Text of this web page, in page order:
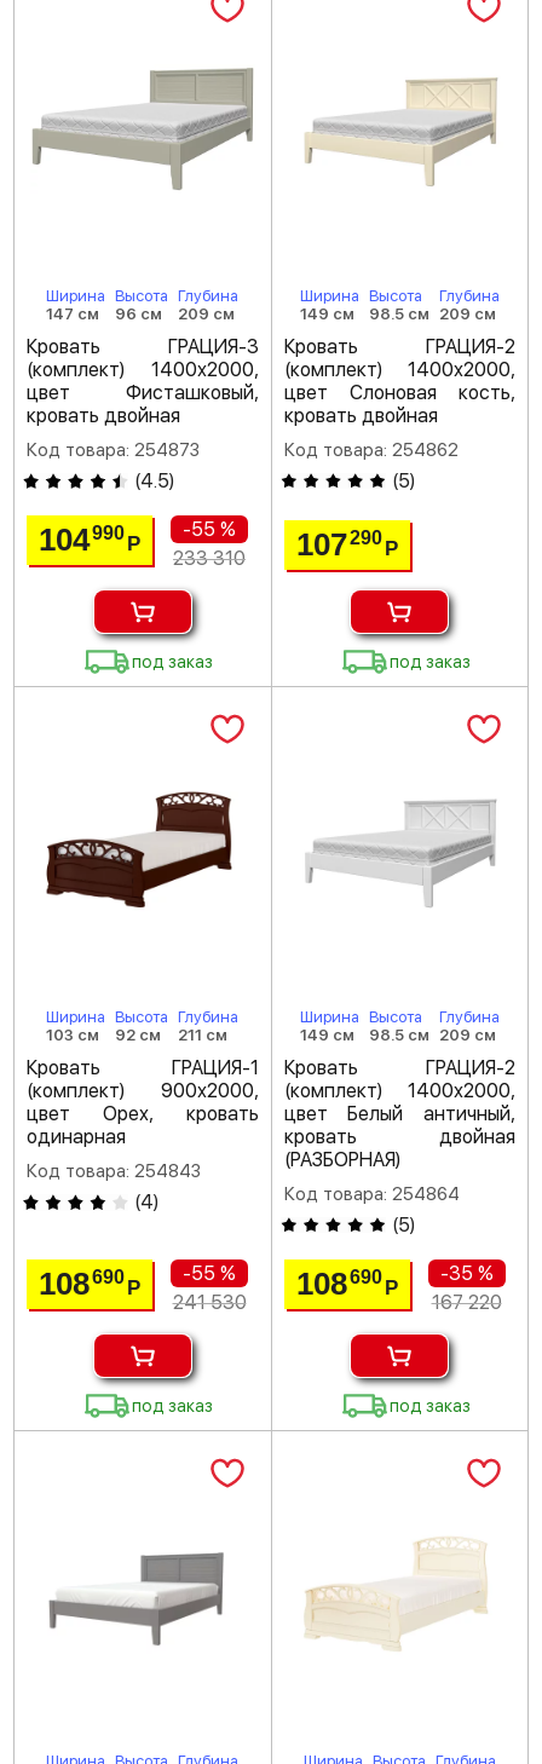
Ширина
147 см
Высота
96 см
Глубина
209 см
Кровать ГРАЦИЯ-3
(комплект) 1400х2000,
цвет Фисташковый,
кровать двойная
Код товара: 254873
(4.5)
104990Р
-55 %
233 310
под заказ
Ширина
149 см
Высота
98.5 см
Глубина
209 см
Кровать ГРАЦИЯ-2
(комплект) 1400х2000,
цвет Слоновая кость,
кровать двойная
Код товара: 254862
(5)
107290 Р
под заказ
Ширина
103 см
Высота
92 см
Глубина
211 см
Кровать ГРАЦИЯ-1
(комплект) 900х2000,
цвет Орех, кровать
одинарная
Код товара: 254843
(4)
108690Р
-55 %
241 530
под заказ
Ширина
149 см
Высота
98.5 см
Глубина
209 см
Кровать ГРАЦИЯ-2
(комплект) 1400х2000,
цвет Белый античный,
кровать двойная
(РАЗБОРНАЯ)
Код товара: 254864
(5)
108690 Р
-35 %
167 220
под заказ